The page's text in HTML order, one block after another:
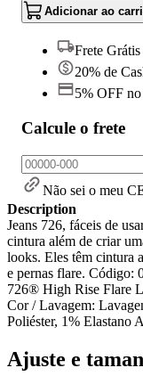
Adicionar ao
Frete
20% de
5% OFF
Calcule o frete
Não sei o meu
Description
Jeans 726, fáceis de
cintura além de criar
looks. Eles têm cintura
e pernas flare. Código:
726® High Rise Flare
Cor / Lavagem:
Poliéster, 1% Elastano
Ajuste e